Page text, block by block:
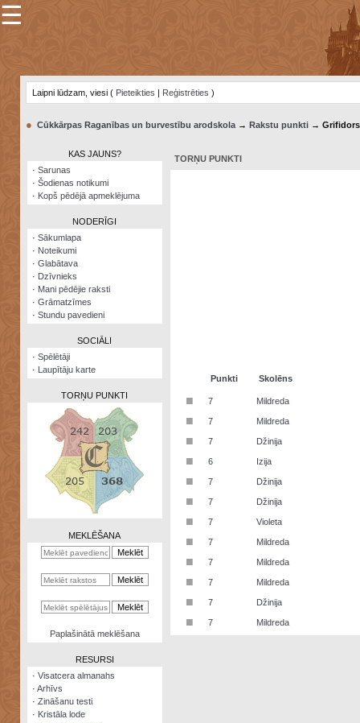
×
Šodienas
notikumi
Visatcera
almanahs
Arhīvs
Zināšanu
kalkulators
Nomētātās
☰
Laipni lūdzam, viesi ( Pieteikties | Reģistrēties )
● Cūkkārpas Raganības un burvestību arodskola→ Rakstu punkti→ Grifidors
KAS JAUNS?
· Sarunas
· Šodienas notikumi
· Kopš pēdējā apmeklējuma
NODERĪGI
· Sākumlapa
· Noteikumi
· Glabātava
· Dzīvnieks
· Mani pēdējie raksti
· Grāmatzīmes
· Stundu pavedieni
SOCIĀLI
· Spēlētāji
· Laupītāju karte
TORŅU PUNKTI
MEKLĒŠANA
Paplašinātā meklēšana
RESURSI
· Visatcera almanahs
· Arhīvs
· Zināšanu testi
· Kristāla lode
TORŅU PUNKTI
Punkti Skolēns
■ 7 Mildreda
■ 7 Mildreda
■ 7 Džinija
■ 6 Izija
■ 7 Džinija
■ 7 Džinija
■ 7 Violeta
■ 7 Mildreda
■ 7 Mildreda
■ 7 Mildreda
■ 7 Džinija
■ 7 Mildreda